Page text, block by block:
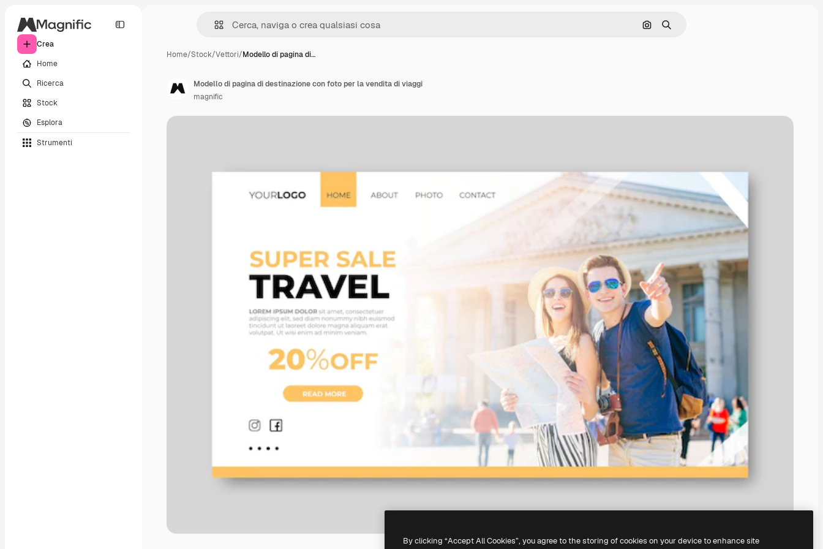
Crea
Home
Ricerca
Stock
Esplora
Strumenti
Cerca per immagine
Ricerca
Home/Stock/Vettori/Modello di pagina di…
Modello di pagina di destinazione con foto per la vendita di viaggi
magnific
By clicking “Accept All Cookies”, you agree to the storing of cookies on your device to enhance site